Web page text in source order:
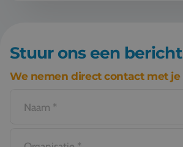
Stuur ons een bericht
We nemen direct contact met je